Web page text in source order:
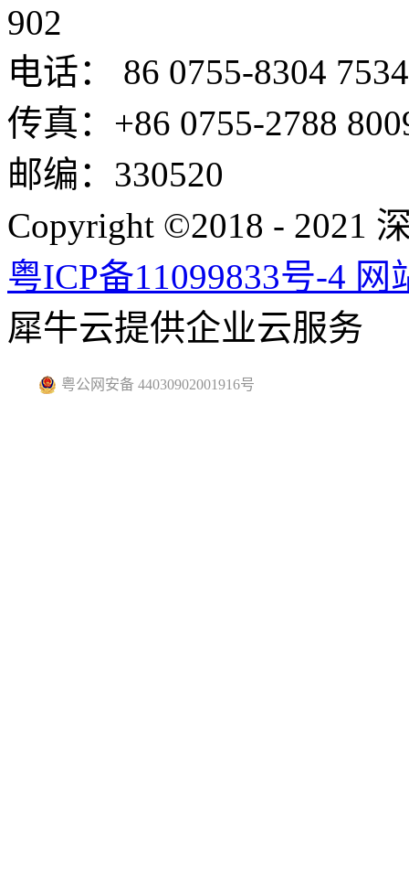
902
电话： 86 0755-8304 7534
传真：+86 0755-2788
邮编：330520
Copyright ©2018 - 2021
粤ICP备11099833号-4 网
犀牛云提供企业云服务
粤公网安备 44030902001916号